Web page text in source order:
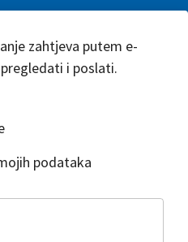
zahtjeva putem e-
i poslati.
podataka